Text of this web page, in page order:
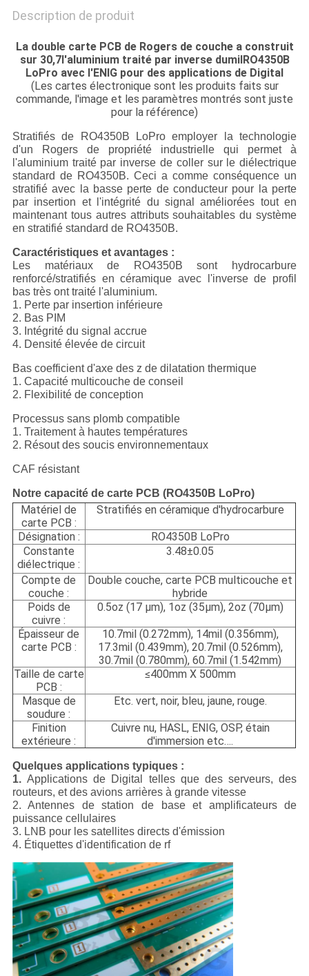
Description de produit
La double carte PCB de Rogers de couche a construit
sur 30,7l'aluminium traité par inverse dumilRO4350B
LoPro avec l'ENIG pour des applications de Digital
(Les cartes électronique sont les produits faits sur
commande, l'image et les paramètres montrés sont juste
pour la référence)
Stratifiés de RO4350B LoPro employer la technologie
d'un Rogers de propriété industrielle qui permet à
l'aluminium traité par inverse de coller sur le diélectrique
standard de RO4350B. Ceci a comme conséquence un
stratifié avec la basse perte de conducteur pour la perte
par insertion et l'intégrité du signal améliorées tout en
maintenant tous autres attributs souhaitables du système
en stratifié standard de RO4350B.
Caractéristiques et avantages :
Les matériaux de RO4350B sont hydrocarbure
renforcé/stratifiés en céramique avec l'inverse de profil
bas très ont traité l'aluminium.
1. Perte par insertion inférieure
2. Bas PIM
3. Intégrité du signal accrue
4. Densité élevée de circuit
Bas coefficient d'axe des z de dilatation thermique
1. Capacité multicouche de conseil
2. Flexibilité de conception
Processus sans plomb compatible
1. Traitement à hautes températures
2. Résout des soucis environnementaux
CAF résistant
Notre capacité de carte PCB (RO4350B LoPro)
Matériel de
carte PCB :
Stratifiés en céramique d'hydrocarbure
Désignation :
RO4350B LoPro
Constante
diélectrique :
3.48±0.05
Compte de
couche :
Double couche, carte PCB multicouche et
hybride
Poids de
cuivre :
0.5oz (17 µm), 1oz (35µm), 2oz (70µm)
Épaisseur de
carte PCB :
10.7mil (0.272mm), 14mil (0.356mm),
17.3mil (0.439mm), 20.7mil (0.526mm),
30.7mil (0.780mm), 60.7mil (1.542mm)
Taille de carte
PCB :
≤400mm X 500mm
Masque de
soudure :
Etc. vert, noir, bleu, jaune, rouge.
Finition
extérieure :
Cuivre nu, HASL, ENIG, OSP, étain
d'immersion etc….
Quelques applications typiques :
1.Applications de Digital telles que des serveurs, des
routeurs, et des avions arrières à grande vitesse
2. Antennes de station de base et amplificateurs de
puissance cellulaires
3. LNB pour les satellites directs d'émission
4. Étiquettes d'identification de rf